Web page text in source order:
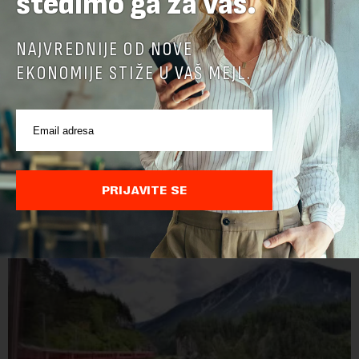
Jerma Art Festival od 7. do 9. avgusta u
Specijalnom rezervatu prirode „Jerma“ kod
Pirota
Jerma Art Festival, neprofitni i samoodrživi kulturni događaj
održaće se ove godine po treći put od 7. do 9. avgusta u
Specijalnom rezervatu prirode "Jerma" u selu Vlasi kod
Pirota.Festival okuplja umetn...
NAJVREDNIJE OD NOVE
EKONOMIJE STIŽE U VAŠ MEJL.
PRIJAVITE SE